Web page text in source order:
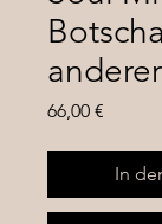
66,00 €
In